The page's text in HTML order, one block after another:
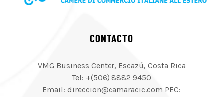
CONTACTO
VMG Business Center, Escazú, Costa Rica
Tel: +(506) 8882 9450
Email: direccion@camaracic.com PEC: